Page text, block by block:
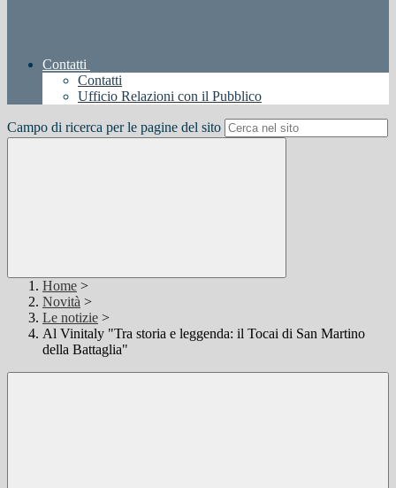
Contatti
Contatti
Ufficio Relazioni con il Pubblico
Campo di ricerca per le pagine del sito
Home >
Novità >
Le notizie >
Al Vinitaly "Tra storia e leggenda: il Tocai di San Martino
della Battaglia"